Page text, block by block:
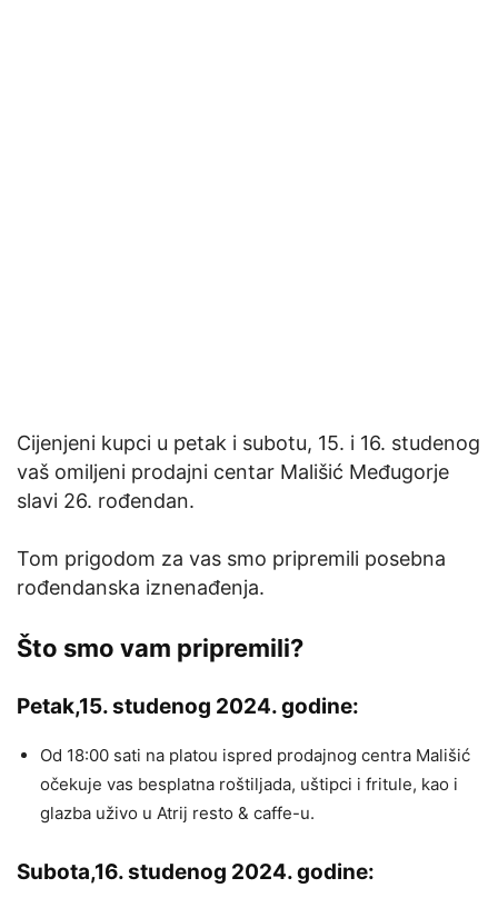
Cijenjeni kupci u petak i subotu, 15. i 16. studenog
vaš omiljeni prodajni centar Mališić Međugorje
slavi 26. rođendan.
Tom prigodom za vas smo pripremili posebna
rođendanska iznenađenja.
Što smo vam pripremili?
Petak,15. studenog 2024. godine:
Od 18:00 sati na platou ispred prodajnog centra Mališić
očekuje vas besplatna roštiljada, uštipci i fritule, kao i
glazba uživo u Atrij resto & caffe-u.
Subota,16. studenog 2024. godine: